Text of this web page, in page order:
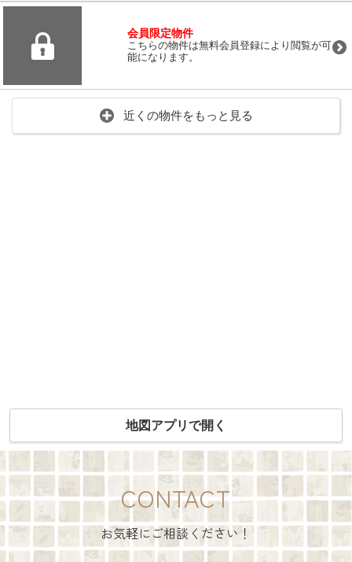
会員限定物件
こちらの物件は無料会員登録により閲覧が可
能になります。
近くの物件をもっと見る
地図アプリで開く
CONTACT
お気軽にご相談ください！